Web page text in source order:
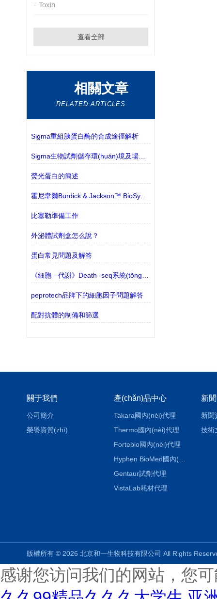
Toxin
查看全部
相關文章
RELATED ARTICLES
Sigma重組胰蛋白酶的合成途徑解析
Sigma生物試劑儲存環(huán)境及場所解析
熒光蛋白的簡述
霍尼韋爾Burdick & Jackson™ BioSyn™ 溶劑和試劑 的特點
比塞勒準備工作
外泌體試劑盒怎么說？
蛋白常見問題及解答
peprotech品牌下的細胞因子問題解答
配對抗體的制備和篩選
關于我們
公司簡介
榮譽資質(zhì)
產(chǎn)品中心
Takara國內(nèi)代理
Thermo國內(nèi)代理
Fortebio國內(nèi)代理
Hyphen BioMed國內(nèi)代理
Gentaur試劑代理
VistaLab耗材代理
新
新聞
技術
版權所有 © 2026 北京和一生物科技有限公司 All Rights
感谢您访问我们的网站，您